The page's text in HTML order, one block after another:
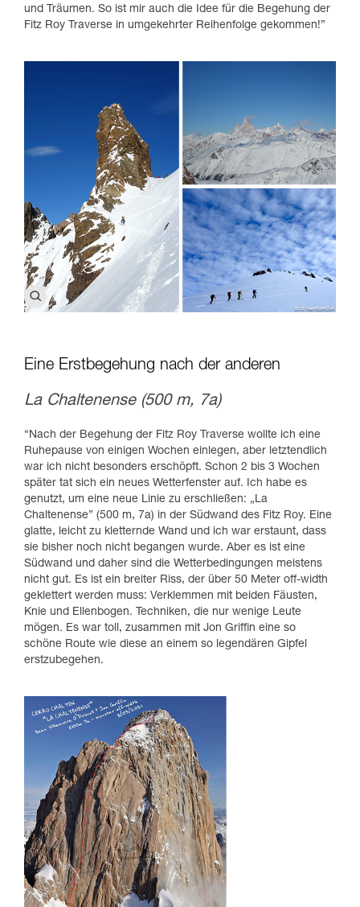
und Träumen. So ist mir auch die Idee für die Begehung der
Fitz Roy Traverse in umgekehrter Reihenfolge gekommen!”
Eine Erstbegehung nach der anderen
La Chaltenense (500 m, 7a)
“Nach der Begehung der Fitz Roy Traverse wollte ich eine
Ruhepause von einigen Wochen einlegen, aber letztendlich
war ich nicht besonders erschöpft. Schon 2 bis 3 Wochen
später tat sich ein neues Wetterfenster auf. Ich habe es
genutzt, um eine neue Linie zu erschließen: „La
Chaltenense” (500 m, 7a) in der Südwand des Fitz Roy. Eine
glatte, leicht zu kletternde Wand und ich war erstaunt, dass
sie bisher noch nicht begangen wurde. Aber es ist eine
Südwand und daher sind die Wetterbedingungen meistens
nicht gut. Es ist ein breiter Riss, der über 50 Meter off-width
geklettert werden muss: Verklemmen mit beiden Fäusten,
Knie und Ellenbogen. Techniken, die nur wenige Leute
mögen. Es war toll, zusammen mit Jon Griffin eine so
schöne Route wie diese an einem so legendären Gipfel
erstzubegehen.